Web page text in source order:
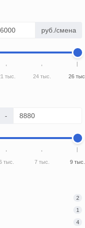
руб./смена
тыс. 24 тыс. 26 тыс.
-
тыс. 7 тыс. 9 тыс.
2
1
4